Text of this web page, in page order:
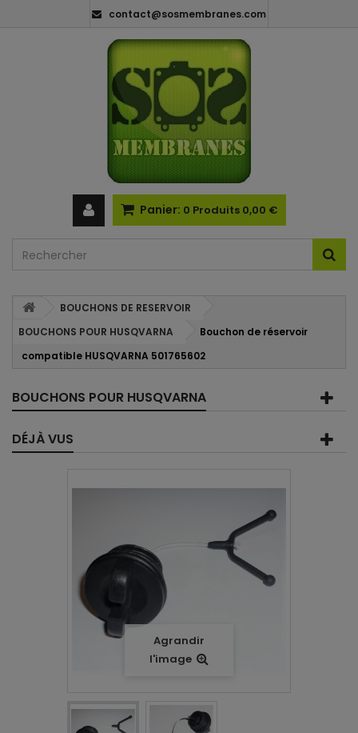
contact@sosmembranes.com
Panier: 0 Produits 0,00 €
BOUCHONS DE RESERVOIR
BOUCHONS POUR HUSQVARNA
Bouchon de réservoir
compatible HUSQVARNA 501765602
BOUCHONS POUR HUSQVARNA
DÉJÀ VUS
Agrandir
l'image